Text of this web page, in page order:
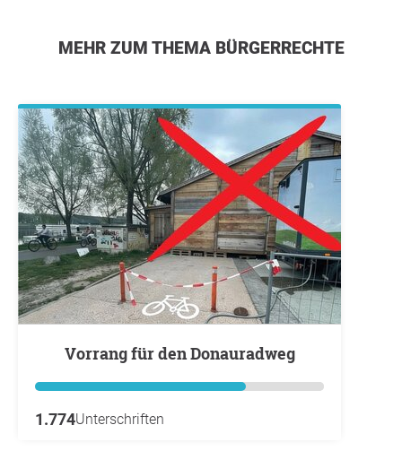
MEHR ZUM THEMA BÜRGERRECHTE
Vorrang für den Donauradweg
1.774Unterschriften